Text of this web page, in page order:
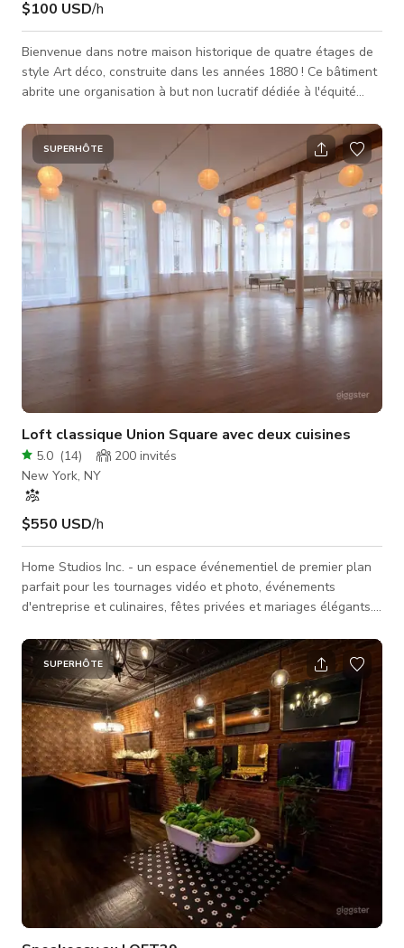
$100 USD/h
Bienvenue dans notre maison historique de quatre étages de
style Art déco, construite dans les années 1880 ! Ce bâtiment
abrite une organisation à but non lucratif dédiée à l'équité
cet espace, vous contribuerez à soutenir notre mission et
notre travail. La maison présente de magnifiques détails Art
déco ainsi que des planchers en bois dur et beaucoup de
lumière, surtout au dernier étage (4e). Le wifi haut débit gratu
SUPERHÔTE
Loft classique Union Square avec deux cuisines
5.0 (14) 200 invités
New York, NY
$550 USD/h
Home Studios Inc. - un espace événementiel de premier plan
parfait pour les tournages vidéo et photo, événements
d'entreprise et culinaires, fêtes privées et mariages élégants.
lieu parfait pour tout événement que vous pouvez imaginer, y
compris des défilés de mode, des lancements de produits et
des démonstrations de chefs célèbres. Notre studio est
équipé de plafonds de 14 pieds, d'un mur en briques
apparentes, de col
SUPERHÔTE